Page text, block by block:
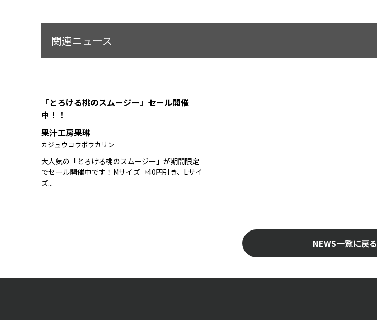
関連ニュース
「とろける桃のスムージー」セール開催
中！！
果汁工房果琳
カジュウコウボウカリン
大人気の「とろける桃のスムージー」が期間限定
でセール開催中です！Мサイズ→40円引き、Lサイ
ズ...
NEWS一覧に戻る